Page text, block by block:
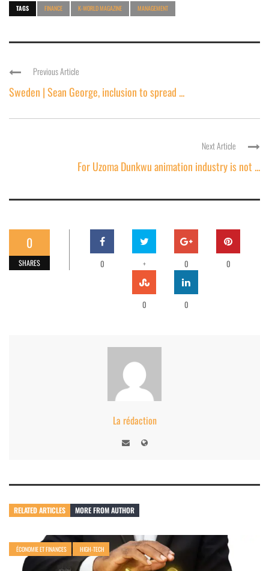
TAGS FINANCE K-WORLD MAGAZINE MANAGEMENT
Previous Article
Sweden | Sean George, inclusion to spread ...
Next Article
For Uzoma Dunkwu animation industry is not ...
0
SHARES 0 + 0 0
0 0
La rédaction
RELATED ARTICLES MORE FROM AUTHOR
ÉCONOMIE ET FINANCES HIGH-TECH